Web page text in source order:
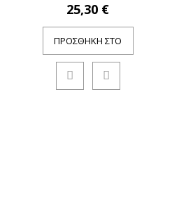
25,30 €
ΠΡΟΣΘΉΚΗ ΣΤΟ